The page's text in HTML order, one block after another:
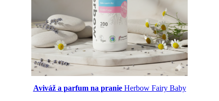
Aviváž a parfum na pranieHerbow Fairy Baby